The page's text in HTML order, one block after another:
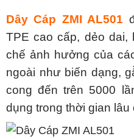
Dây Cáp ZMI AL501
TPE cao cấp, dẻo dai,
chế ảnh hưởng của
ngoài như biến dạng,
cong đến trên 5000
dụng trong thời gian lâu